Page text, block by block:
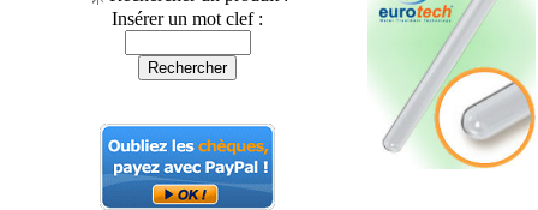
Insérer un mot clef :